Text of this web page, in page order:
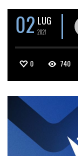
02 LUG
2021
0 740